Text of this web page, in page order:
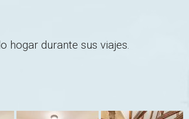
hogar durante sus viajes.